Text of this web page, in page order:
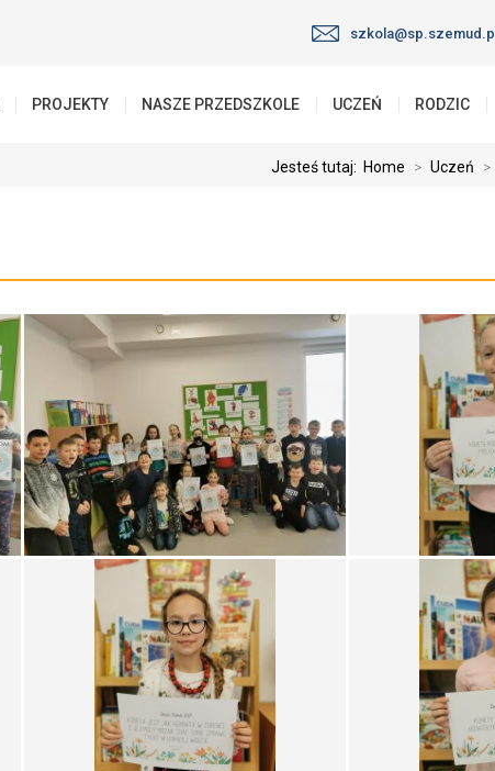
szkola@sp.szemud.pl
PROJEKTY NASZE PRZEDSZKOLE UCZEŃ RODZIC
Jesteś tutaj: Home > Uczeń >